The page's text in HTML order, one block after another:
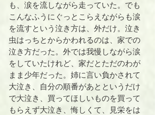
も、涙を流しながら走っていた。でも
こんなふうにぐっとこらえながらも涙
を流すという泣き方は、外だけ。泣き
虫はっちとからかわれるのは、家での
泣き方だった。外では我慢しながら涙
をしていたけれど、家だとただのわが
まま少年だった。姉に言い負かされて
大泣き、自分の順番があとというだけ
で大泣き、買ってほしいものを買って
もらえず大泣き、悔しくて、見栄をは